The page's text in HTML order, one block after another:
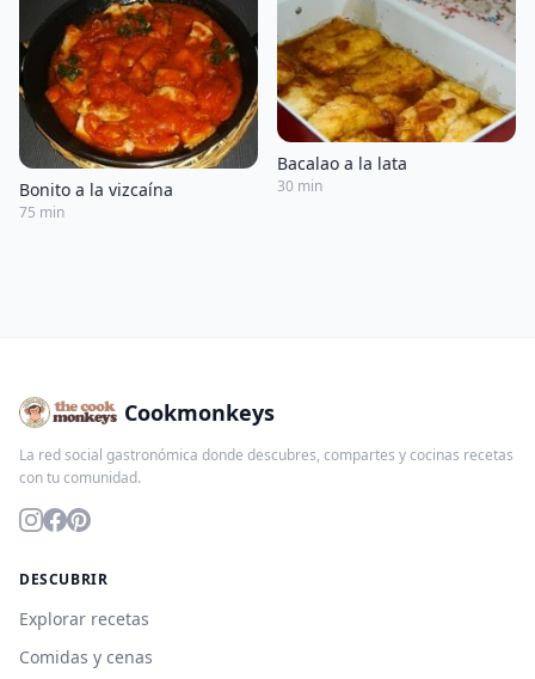
Bonito a la vizcaína
75 min
Bacalao a la lata
30 min
Cookmonkeys
La red social gastronómica donde descubres, compartes y cocinas recetas
con tu comunidad.
DESCUBRIR
Explorar recetas
Comidas y cenas